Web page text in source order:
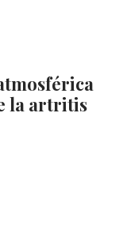
la artritis